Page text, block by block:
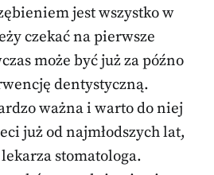
jest wszystko w
czekać na pierwsze
może być już za późno
dentystyczną.
ważna i warto do niej
już od najmłodszych lat,
stomatologa.